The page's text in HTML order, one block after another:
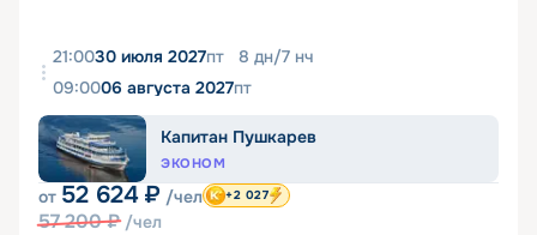
21:0030 июля 2027пт 8 дн/7 нч
09:0006 августа 2027пт
Капитан Пушкарев
ЭКОНОМ
от 52 624 ₽ /чел
57 200₽ /чел
+2 027